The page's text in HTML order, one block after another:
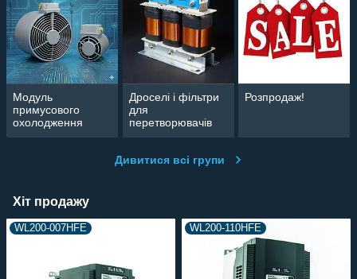
Модуль
примусового
охолодження
Дроселі і фільтри
для
перетворювачів
Розпродаж!
Дивитися всі групи
Хіт продажу
WL200-007HFE WL200-110HFE